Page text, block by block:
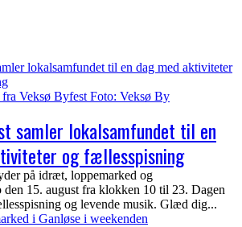
lokalsamfundet til en dag med aktiviteter
samler lokalsamfundet til en
og fællesspisning
på idræt, loppemarked og
15. august fra klokken 10 til 23. Dagen
og levende musik. Glæd dig...
i Ganløse i weekenden